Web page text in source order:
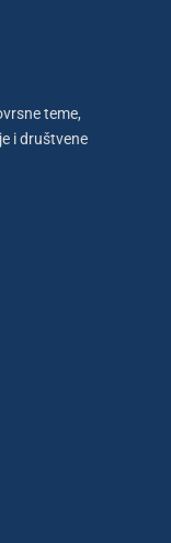
teme,
i društvene